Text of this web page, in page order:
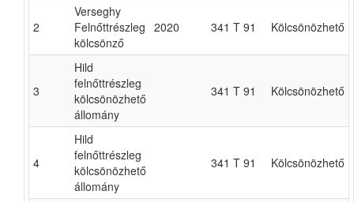
2
Verseghy
Felnőttrészleg
kölcsönző
2020 341 T 91 Kölcsönözhető
3
Hild
felnőttrészleg
kölcsönözhető
állomány
341 T 91 Kölcsönözhető
4
Hild
felnőttrészleg
kölcsönözhető
állomány
341 T 91 Kölcsönözhető